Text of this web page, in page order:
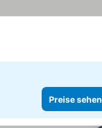
Preise sehen